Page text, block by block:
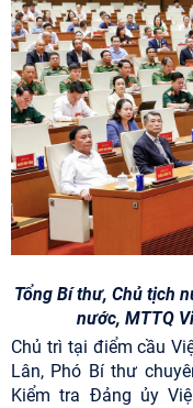
Tổng Bí thư, Chủ tịch
nước, MTTQ
Chủ trì tại điểm cầu
Lân, Phó Bí thư
Kiểm tra Đảng ủy